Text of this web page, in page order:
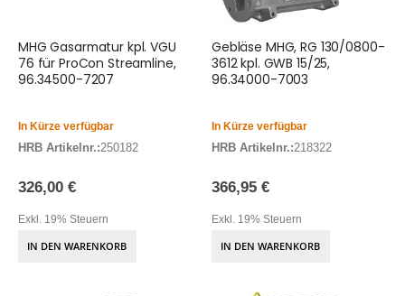
MHG Gasarmatur kpl. VGU
76 für ProCon Streamline,
96.34500-7207
In Kürze verfügbar
HRB Artikelnr.:250182
326,00 €
Exkl. 19% Steuern
IN DEN WARENKORB
Gebläse MHG, RG 130/0800-
3612 kpl. GWB 15/25,
96.34000-7003
In Kürze verfügbar
HRB Artikelnr.:218322
366,95 €
Exkl. 19% Steuern
IN DEN WARENKORB